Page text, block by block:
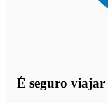
É seguro